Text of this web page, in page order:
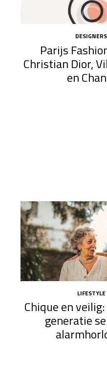
DESIGNERS
Parijs
Christian Dior,
en
LIFESTYLE
Chique en
generatie